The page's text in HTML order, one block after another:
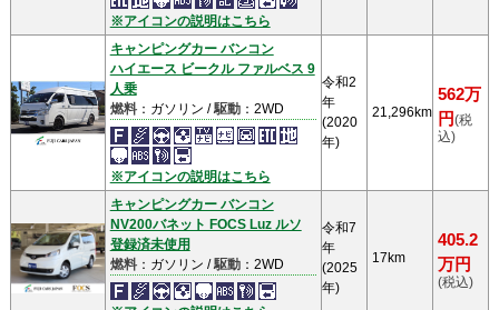
※アイコンの説明はこちら
キャンピングカー バンコン
ハイエース ビークル ファルベス 9
人乗
燃料：ガソリン /駆動：2WD
※アイコンの説明はこちら
令和2
年
(2020
年)
21,296km
562万
円(税
込)
キャンピングカー バンコン
NV200バネット FOCS Luz ルソ
登録済未使用
燃料：ガソリン /駆動：2WD
令和7
年
(2025
年)
17km
405.2
万円
(税込)